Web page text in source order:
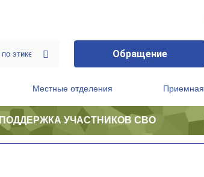
Обращение
Местные отделения Приемная
ПОДДЕРЖКА УЧАСТНИКОВ СВО